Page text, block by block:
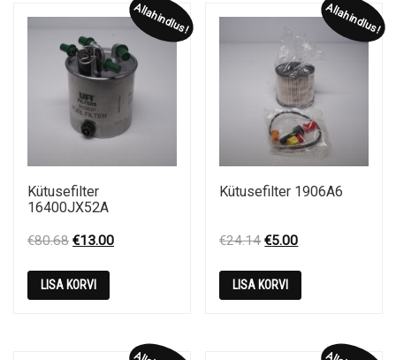
Allahindlus!
Kütusefilter
16400JX52A
€80.68 Original
was:
€80.68.
€13.00Current
LISA KORVI
Allahindlus!
Kütusefilter 1906A6
€24.14 Original
was:
€24.14.
€5.00Current
€5.00.
LISA KORVI